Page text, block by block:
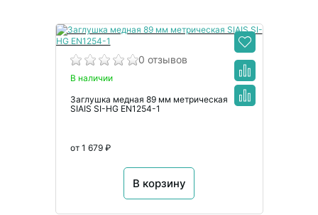
0 отзывов
В наличии
Заглушка медная 89 мм метрическая
SIAIS SI-HG EN1254-1
от 1 679 ₽
В корзину